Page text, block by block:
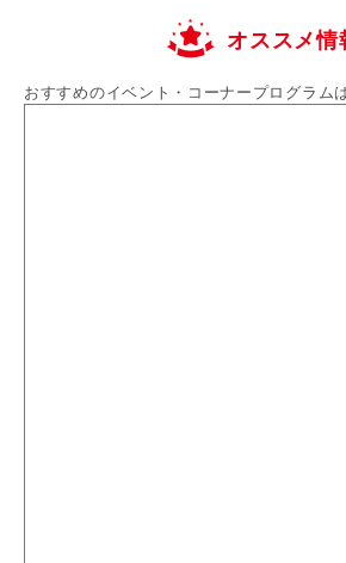
オススメ情
おすすめのイベント・コーナープログラム